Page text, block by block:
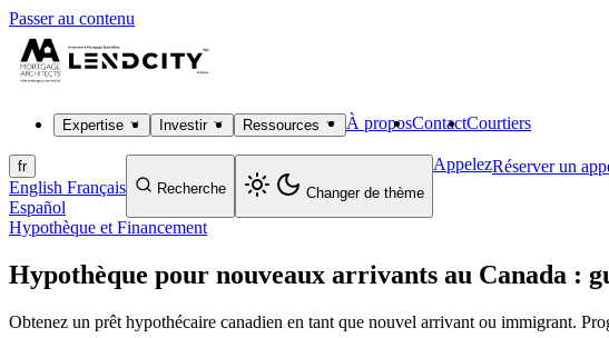
Passer au contenu
Expertise Investir Ressources À proposContactCourtiers
fr
English Français
Español
Recherche Changer de thème
AppelezRéserver un
Hypothèque et Financement
Hypothèque pour nouveaux arrivants au Canada :
Obtenez un prêt hypothécaire canadien en tant que nouvel arrivant ou immigrant.